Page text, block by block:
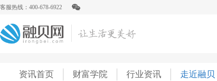
客服热线：400-678-6922
资讯首页 财富学院 行业资讯 走近融贝